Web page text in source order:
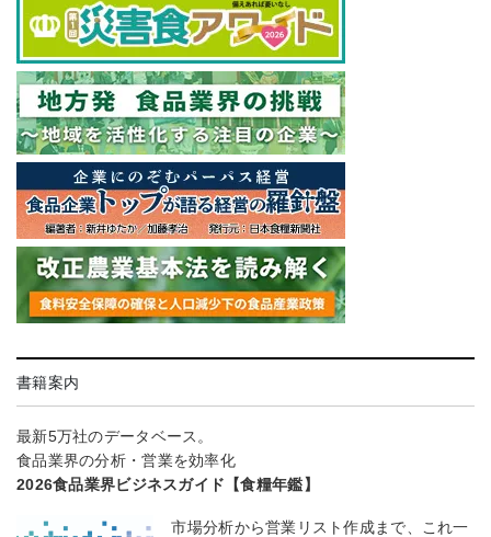
書籍案内
最新5万社のデータベース。
食品業界の分析・営業を効率化
2026食品業界ビジネスガイド【食糧年鑑】
市場分析から営業リスト作成まで、これ一